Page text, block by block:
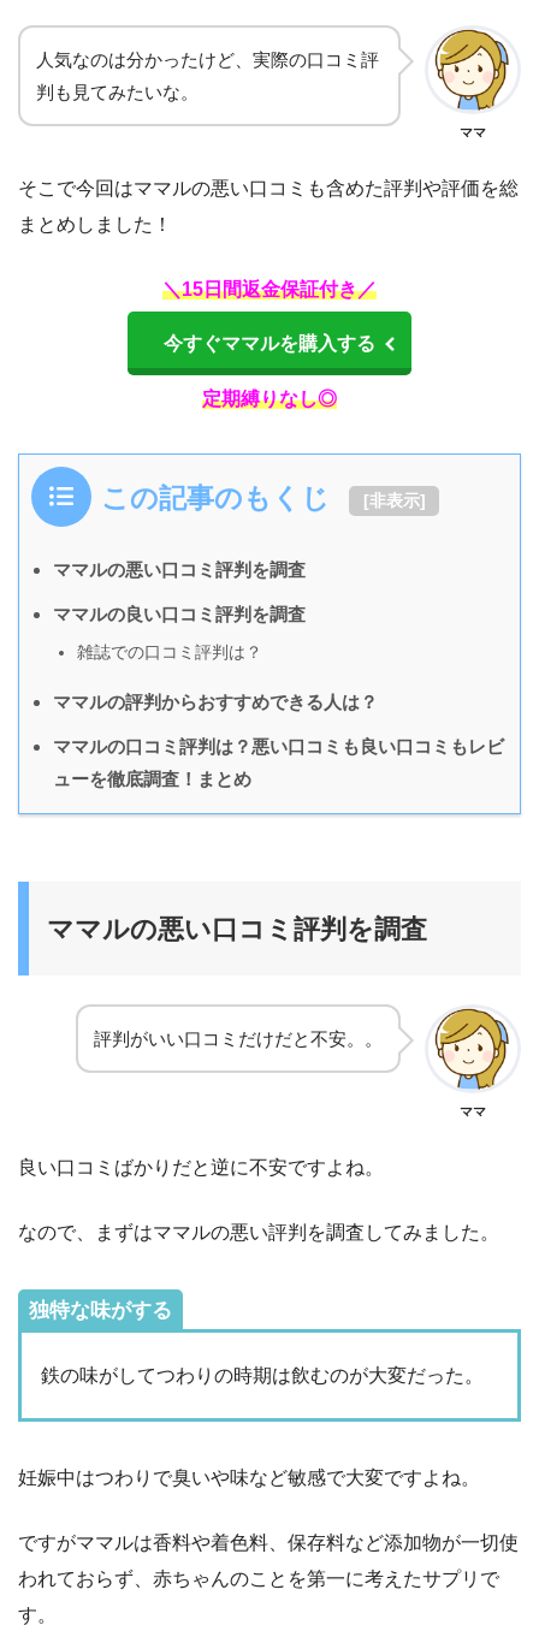
人気なのは分かったけど、実際の口コミ評
判も見てみたいな。
ママ
そこで今回はママルの悪い口コミも含めた評判や評価を総
まとめしました！
＼15日間返金保証付き／
今すぐママルを購入する
定期縛りなし◎
この記事のもくじ [非表示]
ママルの悪い口コミ評判を調査
ママルの良い口コミ評判を調査
雑誌での口コミ評判は？
ママルの評判からおすすめできる人は？
ママルの口コミ評判は？悪い口コミも良い口コミもレビ
ューを徹底調査！まとめ
ママルの悪い口コミ評判を調査
評判がいい口コミだけだと不安。。
ママ
良い口コミばかりだと逆に不安ですよね。
なので、まずはママルの悪い評判を調査してみました。
独特な味がする
鉄の味がしてつわりの時期は飲むのが大変だった。
妊娠中はつわりで臭いや味など敏感で大変ですよね。
ですがママルは香料や着色料、保存料など添加物が一切使
われておらず、赤ちゃんのことを第一に考えたサプリで
す。